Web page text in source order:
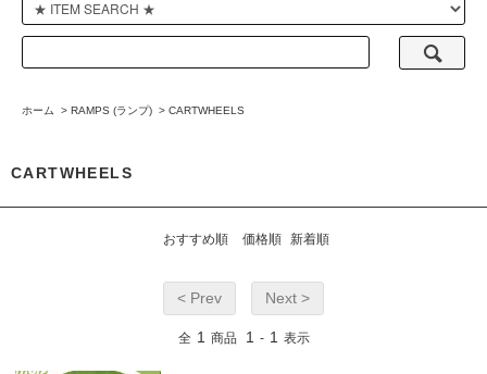
ホーム > RAMPS (ランプ) > CARTWHEELS
CARTWHEELS
おすすめ順 価格順 新着順
< Prev Next >
全 1 商品 1 - 1 表示